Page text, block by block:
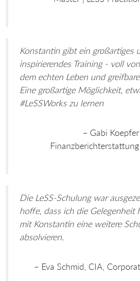
Konstantin gibt ein großartiges
inspirierendes Training - voll
dem echten Leben und
Eine großartige Möglichkeit,
#LeSSWorks zu lernen
– Gabi
Die LeSS-Schulung war
hoffe, dass ich die Gelegenheit
mit Konstantin eine weitere
absolvieren.
– Eva Schmid, CIA,